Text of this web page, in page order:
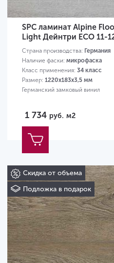
SPC ламинат Alpine
Light Дейнтри ЕСО 11-
Страна производства: Германия
Наличие фаски: микрофаска
Класс применения: 34 класс
Размер: 1220х183х3,5 мм
Германский замковый винил
1 734 руб. м2
Скидка от объема
Подложка в подарок